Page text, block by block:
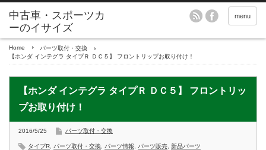
menu
Home
パーツ取付・交換
【ホンダ インテグラ タイプＲ ＤＣ５】 フロントリップお取り付け！
【ホンダ インテグラ タイプＲ ＤＣ５】 フロントリッ
プお取り付け！
2016/5/25 パーツ取付・交換
タイプR パーツ取付・交換 パーツ情報 パーツ販売 新品パーツ